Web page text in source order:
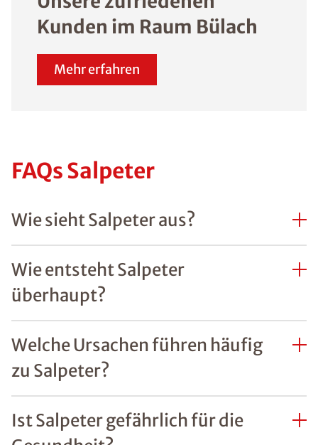
Kunden im Raum Bülach
Mehr erfahren
FAQs Salpeter
Wie sieht Salpeter aus?
Wie entsteht Salpeter
überhaupt?
Welche Ursachen führen häufig
zu Salpeter?
Ist Salpeter gefährlich für die